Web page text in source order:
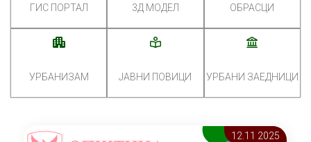
ГИС ПОРТАЛ 3Д МОДЕЛ ОБРАСЦИ
УРБАНИЗАМ ЈАВНИ ПОВИЦИ УРБАНИ ЗАЕДНИЦИ
12.11 2025